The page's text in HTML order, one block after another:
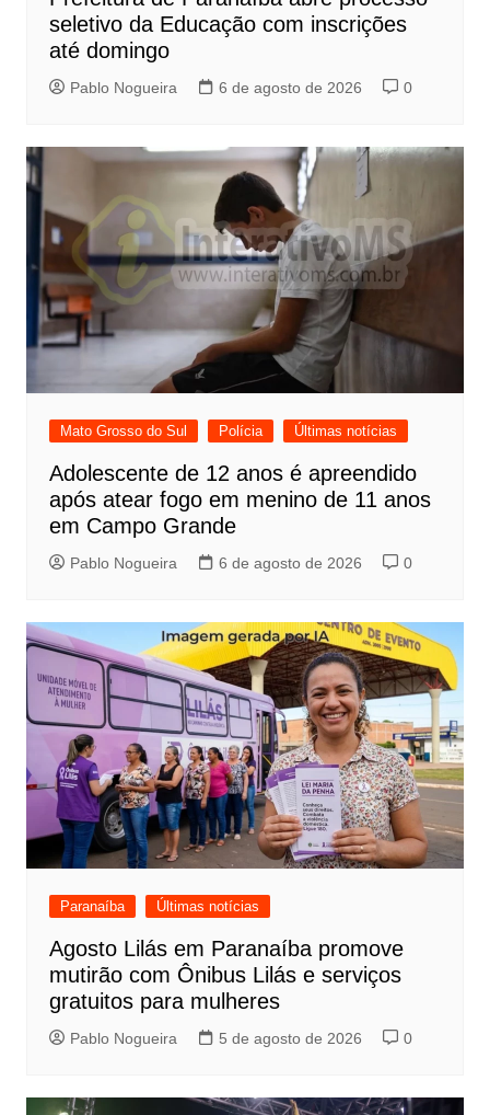
seletivo da Educação com inscrições
até domingo
Pablo Nogueira 6 de agosto de 2026 0
Mato Grosso do Sul Polícia Últimas notícias
Adolescente de 12 anos é apreendido
após atear fogo em menino de 11 anos
em Campo Grande
Pablo Nogueira 6 de agosto de 2026 0
Paranaíba Últimas notícias
Agosto Lilás em Paranaíba promove
mutirão com Ônibus Lilás e serviços
gratuitos para mulheres
Pablo Nogueira 5 de agosto de 2026 0